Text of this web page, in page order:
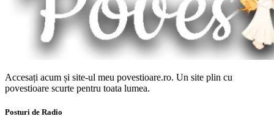
Accesați acum și site-ul meu povestioare.ro. Un site plin cu
povestioare scurte pentru toata lumea.
Posturi de Radio